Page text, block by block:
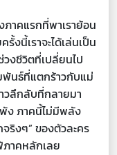
าคแรกที่พาเราย้อน
งนี้เราจะได้เล่นเป็น
งชีวิตที่เปลี่ยนไป
พันธ์ที่แตกร้าวกับแม่
วลึกลับที่กลายมา
ง ภาคนี้ไม่มีพลัง
ริงๆ” ของตัวละคร
าคหลักเลย